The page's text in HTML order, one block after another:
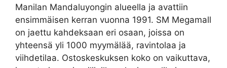
Manilan Mandaluyongin alueella ja avattiin
ensimmäisen kerran vuonna 1991. SM Megamall
on jaettu kahdeksaan eri osaan, joissa on
yhteensä yli 1000 myymälää, ravintolaa ja
viihdetilaa. Ostoskeskuksen koko on vaikuttava,